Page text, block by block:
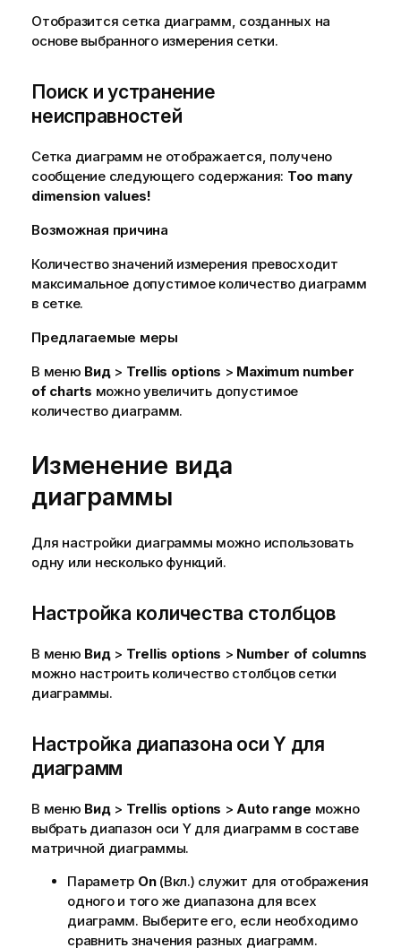
ч
а
е
к
о
д
с
а
к
е
Отобразится сетка диаграмм, созданных на
основе выбранного измерения сетки.
Поиск и устранение
неисправностей
Сетка диаграмм не отображается, получено
сообщение следующего содержания: Too many
dimension values!
Возможная причина
Количество значений измерения превосходит
максимальное допустимое количество диаграмм
в сетке.
Предлагаемые меры
В меню Вид> Trellis options > Maximum number
of charts можно увеличить допустимое
количество диаграмм.
Изменение вида
диаграммы
Для настройки диаграммы можно использовать
одну или несколько функций.
Настройка количества столбцов
В меню Вид> Trellis options > Number of columns
можно настроить количество столбцов сетки
диаграммы.
Настройка диапазона оси Y для
диаграмм
В меню Вид> Trellis options > Auto range можно
выбрать диапазон оси Y для диаграмм в составе
матричной диаграммы.
Параметр On(Вкл.) служит для отображения
одного и того же диапазона для всех
диаграмм. Выберите его, если необходимо
сравнить значения разных диаграмм.